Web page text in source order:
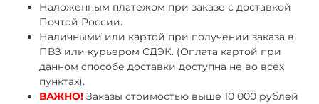
Наложенным платежом при заказе с доставкой
Почтой России.
Наличными или картой при получении заказа в
ПВЗ или курьером СДЭК. (Оплата картой при
данном способе доставки доступна не во всех
пунктах).
ВАЖНО! Заказы стоимостью выше 10 000 рублей